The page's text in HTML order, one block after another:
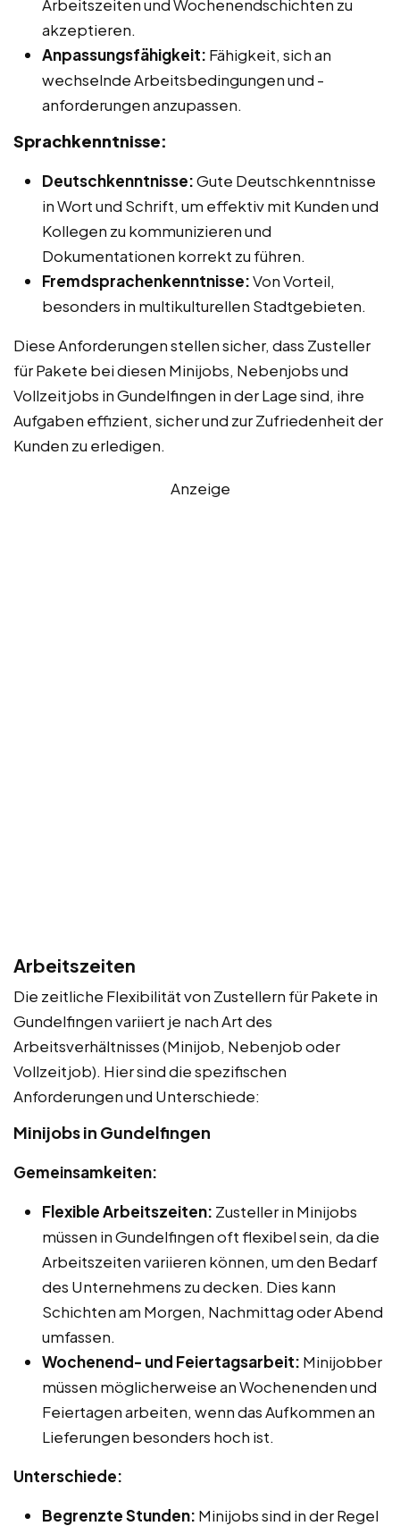
Arbeitszeiten und Wochenendschichten zu
akzeptieren.
Anpassungsfähigkeit: Fähigkeit, sich an
wechselnde Arbeitsbedingungen und -
anforderungen anzupassen.
Sprachkenntnisse:
Deutschkenntnisse:Gute Deutschkenntnisse
in Wort und Schrift, um effektiv mit Kunden und
Kollegen zu kommunizieren und
Dokumentationen korrekt zu führen.
Fremdsprachenkenntnisse:Von Vorteil,
besonders in multikulturellen Stadtgebieten.
Diese Anforderungen stellen sicher, dass Zusteller
für Pakete bei diesen Minijobs, Nebenjobs und
Vollzeitjobs in Gundelfingen in der Lage sind, ihre
Aufgaben effizient, sicher und zur Zufriedenheit der
Kunden zu erledigen.
Anzeige
Arbeitszeiten
Die zeitliche Flexibilität von Zustellern für Pakete in
Gundelfingen variiert je nach Art des
Arbeitsverhältnisses (Minijob, Nebenjob oder
Vollzeitjob). Hier sind die spezifischen
Anforderungen und Unterschiede:
Minijobs in Gundelfingen
Gemeinsamkeiten:
Flexible Arbeitszeiten: Zusteller in Minijobs
müssen in Gundelfingen oft flexibel sein, da die
Arbeitszeiten variieren können, um den Bedarf
des Unternehmens zu decken. Dies kann
Schichten am Morgen, Nachmittag oder Abend
umfassen.
Wochenend- und Feiertagsarbeit: Minijobber
müssen möglicherweise an Wochenenden und
Feiertagen arbeiten, wenn das Aufkommen an
Lieferungen besonders hoch ist.
Unterschiede:
Begrenzte Stunden: Minijobs sind in der Regel